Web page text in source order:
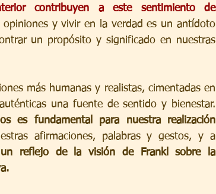
contribuyen a este sentimiento de
opiniones y vivir en la verdad es un antídoto
un propósito y significado en nuestras
más humanas y realistas, cimentadas en
una fuente de sentido y bienestar.
es fundamental para nuestra realización
reflejo de la visión de Frankl sobre la